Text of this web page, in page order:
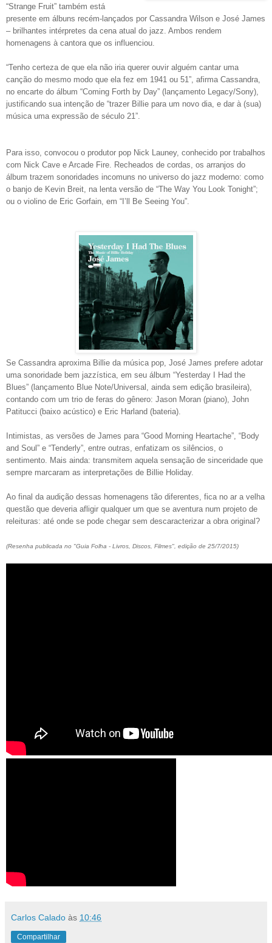
“Strange Fruit” também está
presente em álbuns recém-lançados por Cassandra Wilson e José James
– brilhantes intérpretes da cena atual do jazz. Ambos rendem
homenagens à cantora que os influenciou.
“Tenho certeza de que ela não iria querer ouvir alguém cantar uma
canção do mesmo modo que ela fez em 1941 ou 51”, afirma Cassandra,
no encarte do álbum “Coming Forth by Day” (lançamento Legacy/Sony),
justificando sua intenção de “trazer Billie para um novo dia, e dar à (sua)
música uma expressão de século 21”.
Para isso, convocou o produtor pop Nick Launey, conhecido por trabalhos
com Nick Cave e Arcade Fire. Recheados de cordas, os arranjos do
álbum trazem sonoridades incomuns no universo do jazz moderno: como
o banjo de Kevin Breit, na lenta versão de “The Way You Look Tonight”;
ou o violino de Eric Gorfain, em “I’ll Be Seeing You”.
Se Cassandra aproxima Billie da música pop, José James prefere adotar
uma sonoridade bem jazzística, em seu álbum “Yesterday I Had the
Blues” (lançamento Blue Note/Universal, ainda sem edição brasileira),
contando com um trio de feras do gênero: Jason Moran (piano), John
Patitucci (baixo acústico) e Eric Harland (bateria).
Intimistas, as versões de James para “Good Morning Heartache”, “Body
and Soul” e “Tenderly”, entre outras, enfatizam os silêncios, o
sentimento. Mais ainda: transmitem aquela sensação de sinceridade que
sempre marcaram as interpretações de Billie Holiday.
Ao final da audição dessas homenagens tão diferentes, fica no ar a velha
questão que deveria afligir qualquer um que se aventura num projeto de
releituras: até onde se pode chegar sem descaracterizar a obra original?
(Resenha publicada no "Guia Folha - Livros, Discos, Filmes", edição de 25/7/2015)
Carlos Calado às 10:46
Compartilhar